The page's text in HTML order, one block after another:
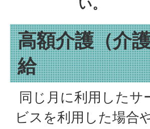
い。
高額介護（介
給
同じ月に利用したサ
ビスを利用した場合